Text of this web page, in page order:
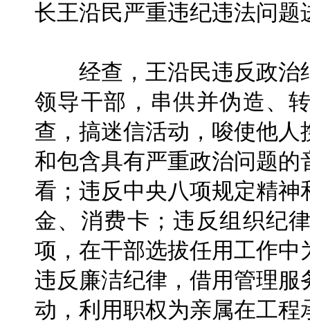
长王沿民严重违纪违法问题
经查，王沿民违反政治
领导干部，串供并伪造、
查，搞迷信活动，唆使他
和包含具有严重政治问题
看；违反中央八项规定精
金、消费卡；违反组织纪
项，在干部选拔任用工作
违反廉洁纪律，借用管理
动，利用职权为亲属在工